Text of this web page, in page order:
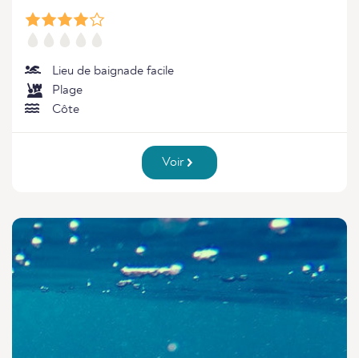
Lieu de baignade facile
Plage
Côte
Voir